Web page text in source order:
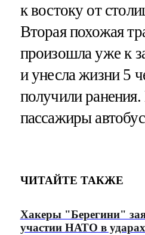
к востоку от
Вторая похожая
произошла уже к
и унесла жизни 5
получили
пассажиры
ЧИТАЙТЕ ТАКЖЕ
Хакеры "Берегини"
участии НАТО в